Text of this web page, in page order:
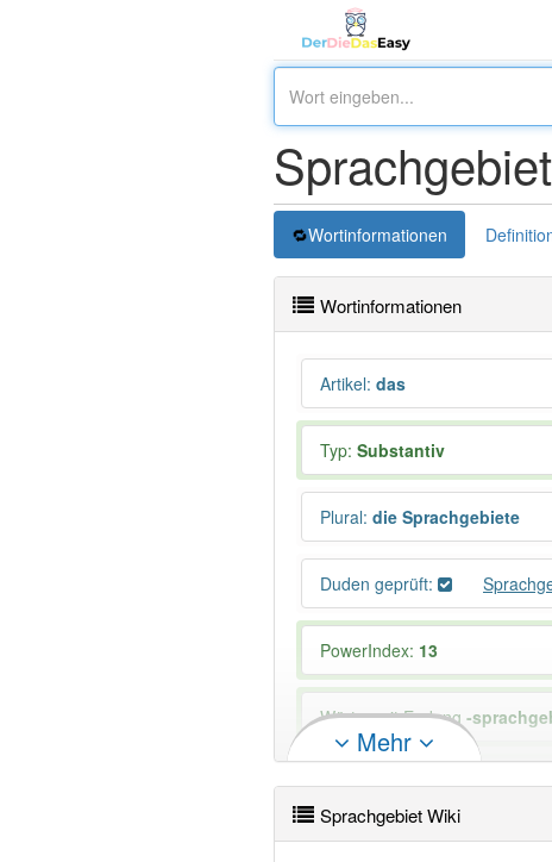
Wortinformationen
Wortinformationen
Artikel: das
Typ: Substantiv
Plural: die Sprachgebiete
Duden geprüft:
PowerIndex: 13
Wörter mit Endung -
97% unserer Spielapp-
Mehr
Sprachgebiet Wiki